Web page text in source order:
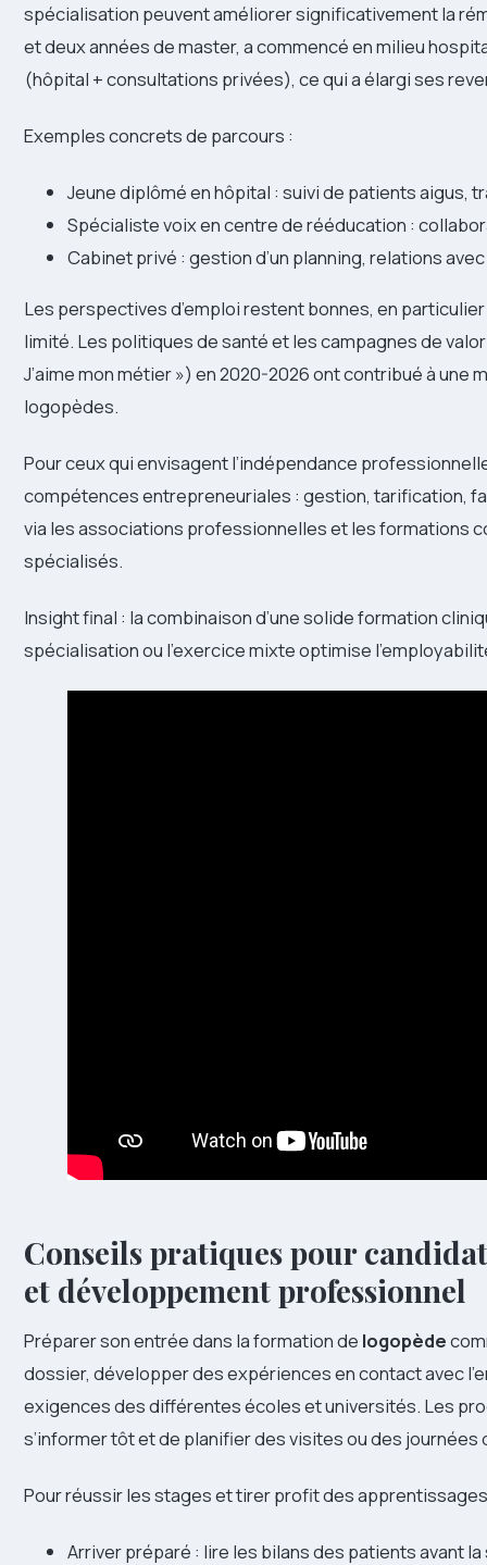
spécialisation peuvent améliorer significativement la
et deux années de master, a commencé en milieu
(hôpital + consultations privées), ce qui a élargi ses
Exemples concrets de parcours :
Jeune diplômé en hôpital : suivi de patients aigus,
Spécialiste voix en centre de rééducation :
Cabinet privé : gestion d’un planning, relations
Les perspectives d’emploi restent bonnes, en
limité. Les politiques de santé et les campagnes de
J’aime mon métier ») en 2020-2026 ont contribué à une
logopèdes.
Pour ceux qui envisagent l’indépendance
compétences entrepreneuriales : gestion, tarification,
via les associations professionnelles et les formations
spécialisés.
Insight final : la combinaison d’une solide formation
spécialisation ou l’exercice mixte optimise
Conseils pratiques pour
et développement professionnel
Préparer son entrée dans la formation de logopède
dossier, développer des expériences en contact avec
exigences des différentes écoles et universités. Les
s’informer tôt et de planifier des visites ou des journées
Pour réussir les stages et tirer profit des
Arriver préparé : lire les bilans des patients avant